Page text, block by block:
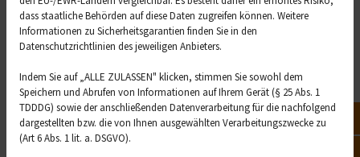
Dazu gehören:
Trockenheit und Irritationen der
Nasenschleimhaut
Nasenbluten
Brennen und Stechen in der Nase
Kopfschmerzen
Beeinträchtigung des Geschmacks- und
dass staatliche Behörden auf diese Daten zugreifen können. Weitere
Informationen zu Sicherheitsgarantien finden Sie in den
Datenschutzrichtlinien des jeweiligen Anbieters.
Indem Sie auf „ALLE ZULASSEN" klicken, stimmen Sie sowohl dem
Speichern und Abrufen von Informationen auf Ihrem Gerät (§ 25 Abs. 1
TDDDG) sowie der anschließenden Datenverarbeitung für die nachfolgend
dargestellten bzw. die von Ihnen ausgewählten Verarbeitungszwecke zu
(Art 6 Abs. 1 lit. a. DSGVO).